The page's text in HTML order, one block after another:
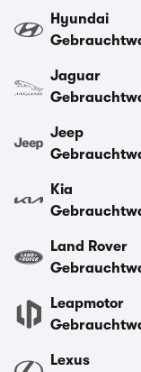
Hyundai
Jaguar
Jeep
Kia
Land Rover
Leapmotor
Lexus